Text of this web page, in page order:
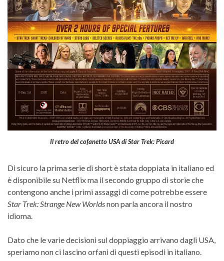
Il retro del cofanetto USA di Star Trek: Picard
Di sicuro la prima serie di short è stata doppiata in italiano ed
è disponibile su Netflix ma il secondo gruppo di storie che
contengono anche i primi assaggi di come potrebbe essere
Star Trek: Strange New Worldsnon parla ancora il nostro
idioma.
Dato che le varie decisioni sul doppiaggio arrivano dagli USA,
speriamo non ci lascino orfani di questi episodi in italiano.